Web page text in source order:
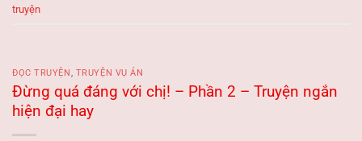
truyện
ĐỌC TRUYỆN , TRUYỆN VỤ ÁN
Đừng quá đáng với chị! – Phần 2 – Truyện ngắn
hiện đại hay